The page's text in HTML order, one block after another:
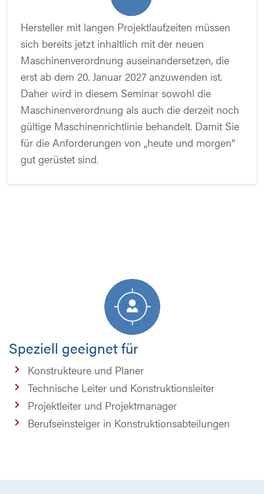
Hersteller mit langen Projektlaufzeiten müssen
sich bereits jetzt inhaltlich mit der neuen
Maschinenverordnung auseinandersetzen, die
erst ab dem 20. Januar 2027 anzuwenden ist.
Daher wird in diesem Seminar sowohl die
Maschinenverordnung als auch die derzeit noch
gültige Maschinenrichtlinie behandelt. Damit Sie
für die Anforderungen von „heute und morgen“
gut gerüstet sind.
Speziell geeignet für
Konstrukteure und Planer
Technische Leiter und Konstruktionsleiter
Projektleiter und Projektmanager
Berufseinsteiger in Konstruktionsabteilungen